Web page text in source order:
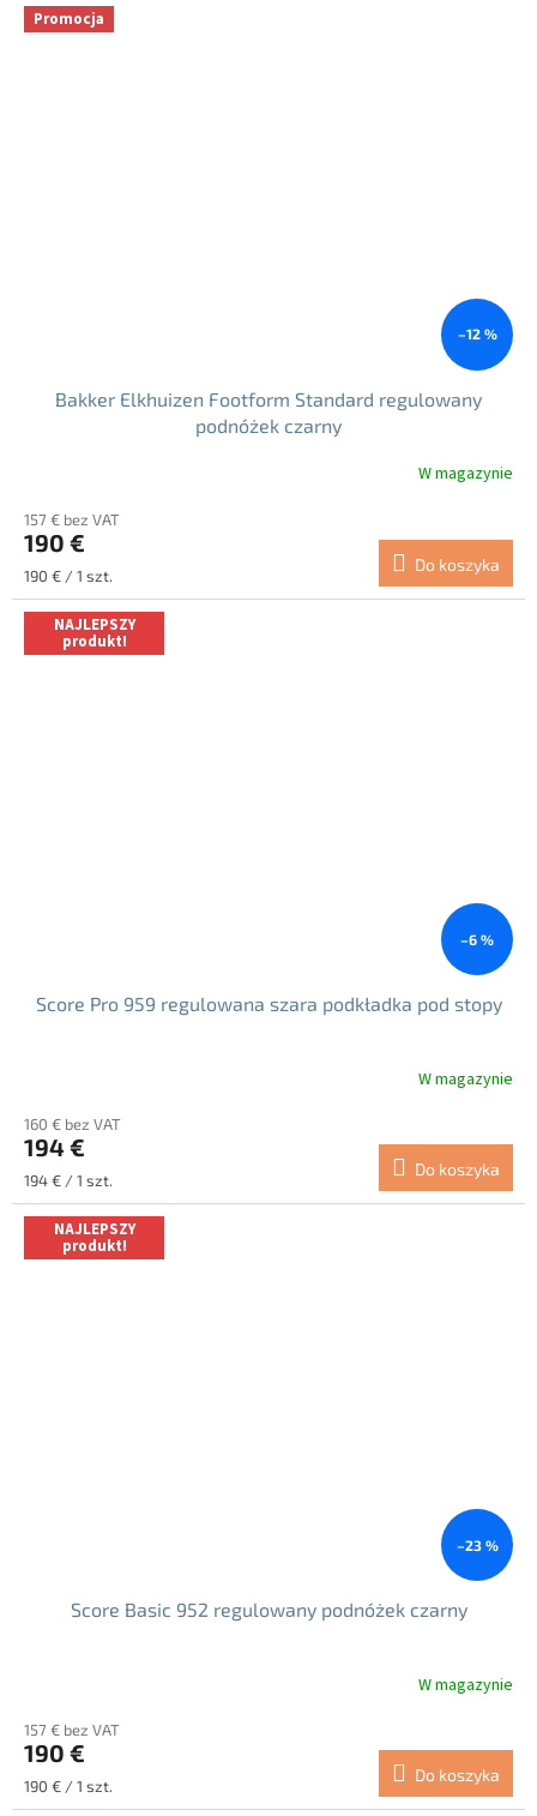
Promocja
–12 %
Bakker Elkhuizen Footform Standard regulowany
podnóżek czarny
W magazynie
157 € bez VAT
190 €
Cena
jednostkowa:
190 € / 1 szt.
Do koszyka
NAJLEPSZY
produkt!
–6 %
Score Pro 959 regulowana szara podkładka pod stopy
produktu
wynosi
4.7
5
gwiazdek.
W magazynie
160 € bez VAT
194 €
Cena
jednostkowa:
194 € / 1 szt.
Do koszyka
NAJLEPSZY
produkt!
–23 %
Score Basic 952 regulowany podnóżek czarny
produktu
wynosi
5.0
W magazynie
157 € bez VAT
190 €
Cena
jednostkowa:
190 € / 1 szt.
Do koszyka